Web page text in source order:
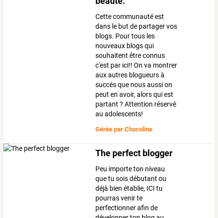
Cette communauté est
dans le but de partager vos
blogs. Pour tous les
nouveaux blogs qui
souhaitent être connus
c'est par ici!! On va montrer
aux autres blogueurs à
succés que nous aussi on
peut en avoir, alors qui est
partant ? Attention réservé
au adolescents!
Gérée parChocoline
The perfect blogger
Peu importe ton niveau
que tu sois débutant ou
déjà bien établie, ICI tu
pourras venir te
perfectionner afin de